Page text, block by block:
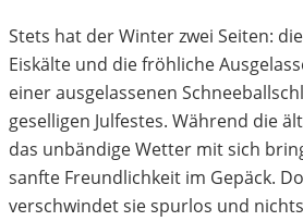
Stets hat der Winter zwei Seiten:
Eiskälte und die fröhliche
einer ausgelassenen
geselligen Julfestes. Während die
das unbändige Wetter mit sich
sanfte Freundlichkeit im Gepäck.
verschwindet sie spurlos und